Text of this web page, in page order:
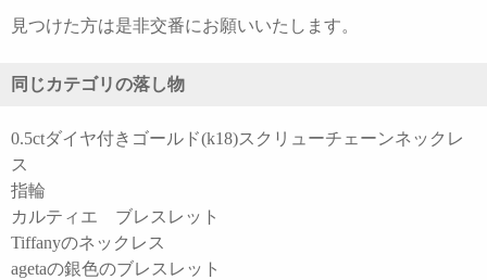
見つけた方は是非交番にお願いいたします。
同じカテゴリの落し物
0.5ctダイヤ付きゴールド(k18)スクリューチェーンネックレ
ス
指輪
カルティエ ブレスレット
Tiffanyのネックレス
agetaの銀色のブレスレット